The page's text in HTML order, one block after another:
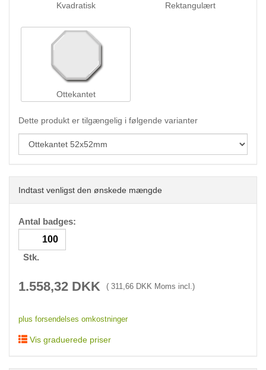
Kvadratisk Rektangulært
Ottekantet
Dette produkt er tilgængelig i følgende varianter
Indtast venligst den ønskede mængde
Antal badges:
Stk.
1.558,32 DKK ( 311,66 DKK Moms incl.)
plus forsendelses omkostninger
Vis graduerede priser